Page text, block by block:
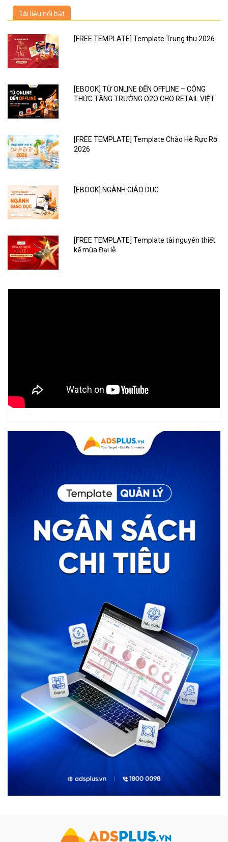
Tài liệu nổi bật
[FREE TEMPLATE] Template Trung thu 2026
[EBOOK] TỪ ONLINE ĐẾN OFFLINE – CÔNG
THỨC TĂNG TRƯỞNG O2O CHO RETAIL VIỆT
[FREE TEMPLATE] Template Chào Hè Rực Rỡ
2026
[EBOOK] NGÀNH GIÁO DỤC
[FREE TEMPLATE] Template tài nguyên thiết
kế mùa Đại lễ